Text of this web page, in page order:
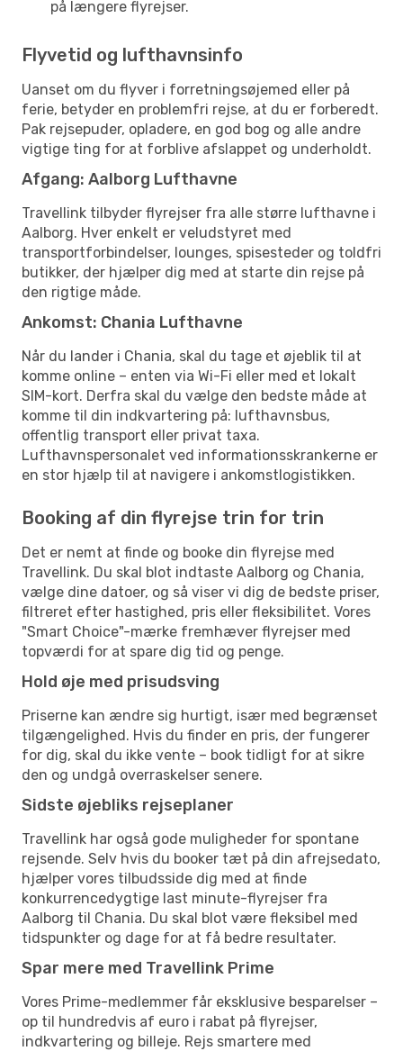
på længere flyrejser.
Flyvetid og lufthavnsinfo
Uanset om du flyver i forretningsøjemed eller på
ferie, betyder en problemfri rejse, at du er forberedt.
Pak rejsepuder, opladere, en god bog og alle andre
vigtige ting for at forblive afslappet og underholdt.
Afgang: Aalborg Lufthavne
Travellink tilbyder flyrejser fra alle større lufthavne i
Aalborg. Hver enkelt er veludstyret med
transportforbindelser, lounges, spisesteder og toldfri
butikker, der hjælper dig med at starte din rejse på
den rigtige måde.
Ankomst: Chania Lufthavne
Når du lander i Chania, skal du tage et øjeblik til at
komme online – enten via Wi-Fi eller med et lokalt
SIM-kort. Derfra skal du vælge den bedste måde at
komme til din indkvartering på: lufthavnsbus,
offentlig transport eller privat taxa.
Lufthavnspersonalet ved informationsskrankerne er
en stor hjælp til at navigere i ankomstlogistikken.
Booking af din flyrejse trin for trin
Det er nemt at finde og booke din flyrejse med
Travellink. Du skal blot indtaste Aalborg og Chania,
vælge dine datoer, og så viser vi dig de bedste priser,
filtreret efter hastighed, pris eller fleksibilitet. Vores
"Smart Choice"-mærke fremhæver flyrejser med
topværdi for at spare dig tid og penge.
Hold øje med prisudsving
Priserne kan ændre sig hurtigt, især med begrænset
tilgængelighed. Hvis du finder en pris, der fungerer
for dig, skal du ikke vente – book tidligt for at sikre
den og undgå overraskelser senere.
Sidste øjebliks rejseplaner
Travellink har også gode muligheder for spontane
rejsende. Selv hvis du booker tæt på din afrejsedato,
hjælper vores tilbudsside dig med at finde
konkurrencedygtige last minute-flyrejser fra
Aalborg til Chania. Du skal blot være fleksibel med
tidspunkter og dage for at få bedre resultater.
Spar mere med Travellink Prime
Vores Prime-medlemmer får eksklusive besparelser –
op til hundredvis af euro i rabat på flyrejser,
indkvartering og billeje. Rejs smartere med